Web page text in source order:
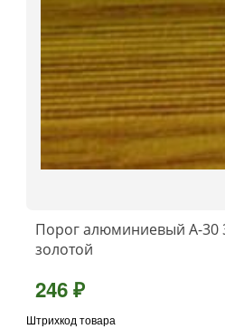
Порог алюминиевый А-30 30х5x1350 мм, Дуб
золотой
246 ₽
Штрихкод товара